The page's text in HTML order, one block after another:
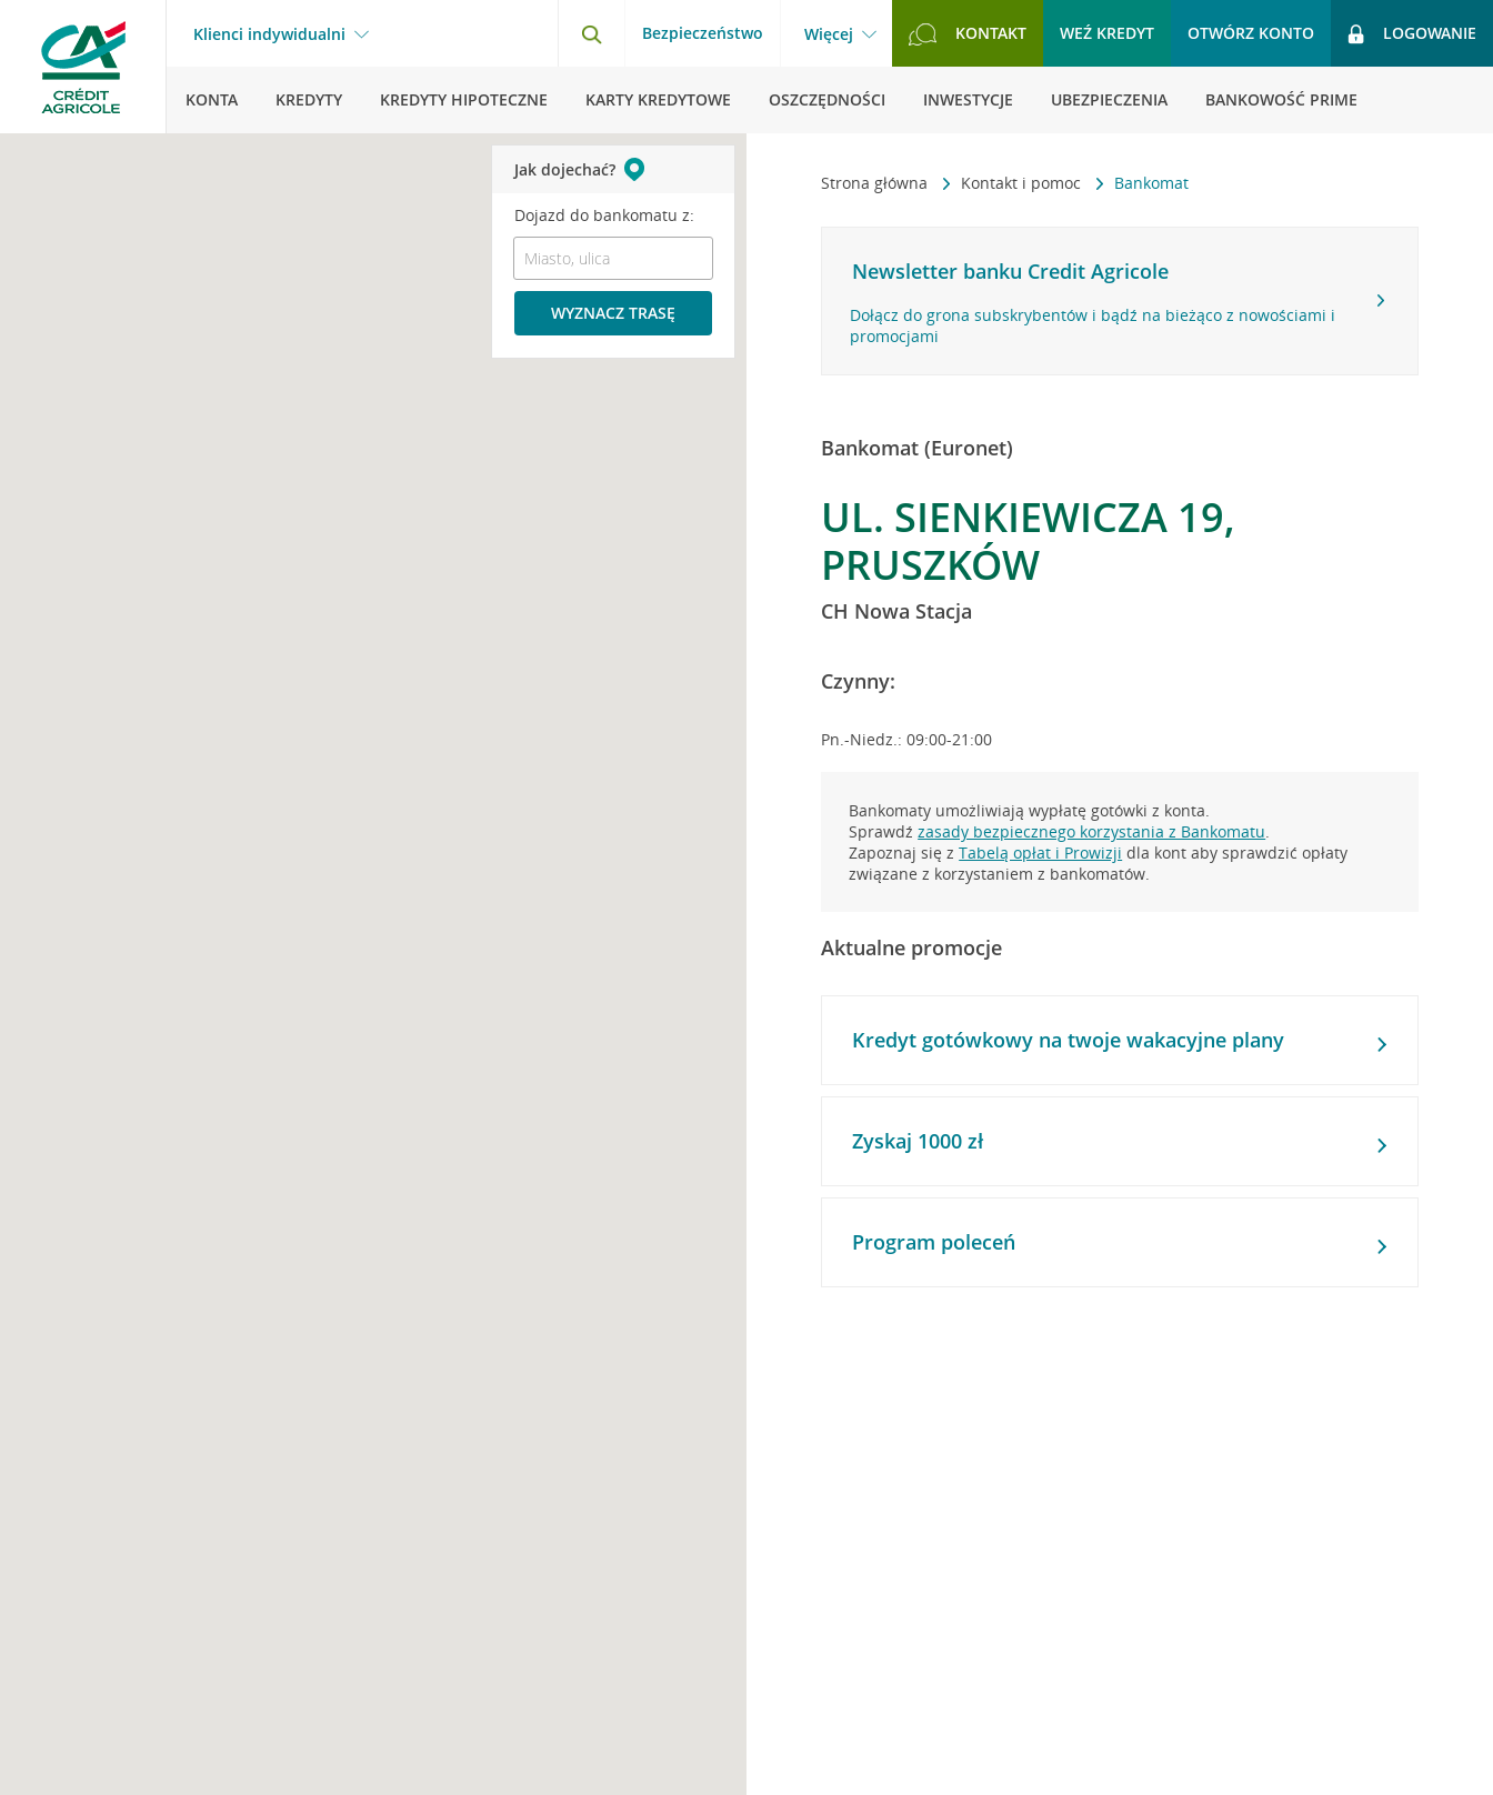
Klienci indywidualni Bezpieczeństwo Więcej KONTAKT WEŹ KREDYT OTWÓRZ KONTO LOGOWANIE
KONTA KREDYTY KREDYTY HIPOTECZNE KARTY KREDYTOWE OSZCZĘDNOŚCI INWESTYCJE UBEZPIECZENIA BANKOWOŚĆ PRIME
Strona główna Kontakt i pomoc Bankomat
Newsletter banku Credit Agricole
Dołącz do grona subskrybentów i bądź na bieżąco z nowościami i
promocjami
Bankomat (Euronet)
UL. SIENKIEWICZA 19,
PRUSZKÓW
CH Nowa Stacja
Czynny:
Pn.-Niedz.: 09:00-21:00
Bankomaty umożliwiają wypłatę gotówki z konta.
Sprawdźzasady bezpiecznego korzystania z Bankomatu.
Zapoznaj się zTabelą opłat i Prowizji dla kont aby sprawdzić opłaty
związane z korzystaniem z bankomatów.
Aktualne promocje
Kredyt gotówkowy na twoje wakacyjne plany
Zyskaj 1000 zł
Program poleceń
Jak dojechać?
Dojazd do bankomatu z:
WYZNACZ TRASĘ